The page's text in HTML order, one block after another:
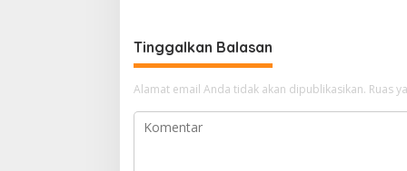
Tinggalkan Balasan
Alamat email Anda tidak akan dipublikasikan. Ruas